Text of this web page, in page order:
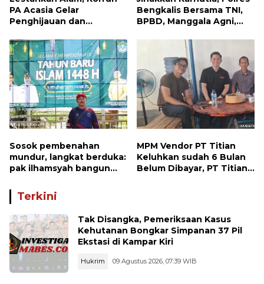
PA Acasia Gelar
Penghijauan dan
Wujudkan Kepedulian
Lingkungan
Bengkalis Bersama TNI,
BPBD, Manggala Agni,
Berjibaku di Siak Kecil
dan Mandau
Sosok pembenahan
mundur, langkat berduka:
pak ilhamsyah bangun
dunia pendidikan kita
MPM Vendor PT Titian
Keluhkan sudah 6 Bulan
Belum Dibayar, PT Titian
Terkini
Tak Disangka, Pemeriksaan Kasus
Kehutanan Bongkar Simpanan 37 Pil
Ekstasi di Kampar Kiri
Hukrim 09 Agustus 2026, 07:39 WIB